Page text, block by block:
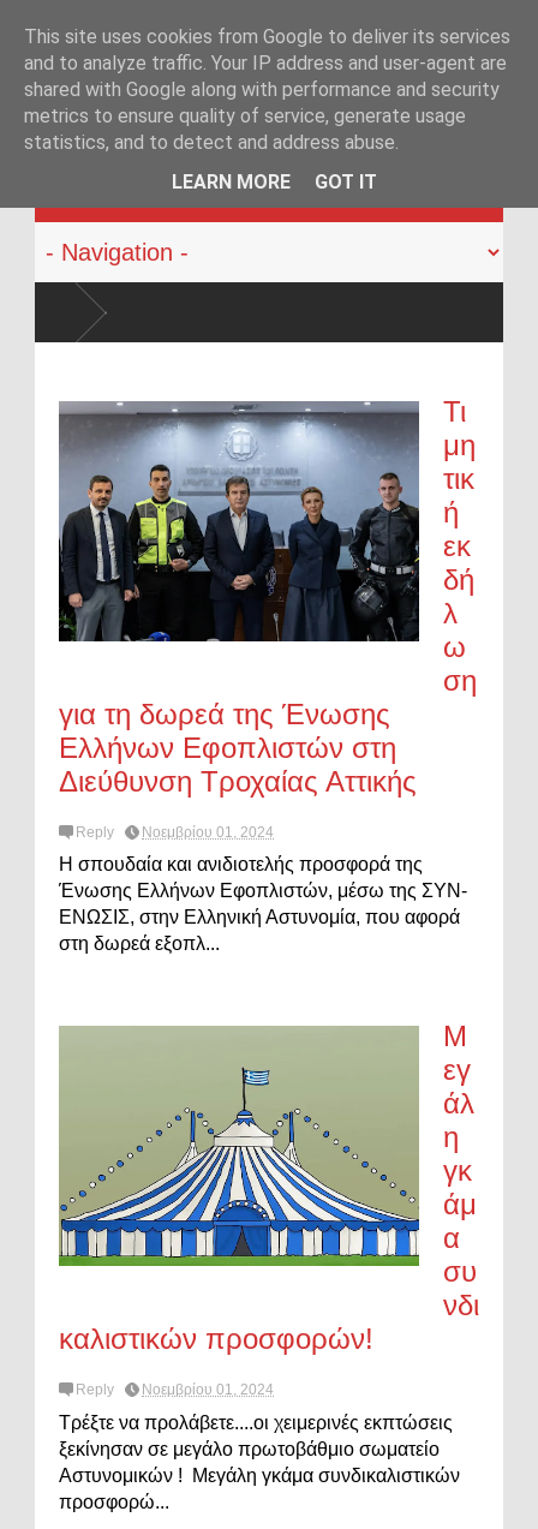
KATEHACKER
Τι
μη
τικ
ή
εκ
δή
λ
ω
ση
για τη δωρεά της Ένωσης
Ελλήνων Εφοπλιστών στη
Διεύθυνση Τροχαίας Αττικής
Reply Νοεμβρίου 01, 2024
Η σπουδαία και ανιδιοτελής προσφορά της
Ένωσης Ελλήνων Εφοπλιστών, μέσω της ΣΥΝ-
ΕΝΩΣΙΣ, στην Ελληνική Αστυνομία, που αφορά
στη δωρεά εξοπλ...
Μ
εγ
άλ
η
γκ
άμ
α
συ
νδι
καλιστικών προσφορών!
Reply Νοεμβρίου 01, 2024
Τρέξτε να προλάβετε....οι χειμερινές εκπτώσεις
ξεκίνησαν σε μεγάλο πρωτοβάθμιο σωματείο
Αστυνομικών ! Μεγάλη γκάμα συνδικαλιστικών
προσφορώ...
This site uses cookies from Google to deliver its services
and to analyze traffic. Your IP address and user-agent are
shared with Google along with performance and security
metrics to ensure quality of service, generate usage
statistics, and to detect and address abuse.
LEARN MORE
GOT IT